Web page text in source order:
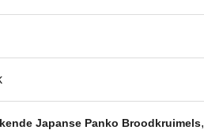
Japanse Panko Broodkruimels,